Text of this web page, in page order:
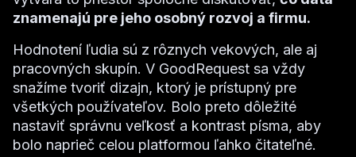
znamenajú pre jeho osobný rozvoj a firmu.
Hodnotení ľudia sú z rôznych vekových, ale aj
pracovných skupín. V GoodRequest sa vždy
snažíme tvoriť dizajn, ktorý je prístupný pre
všetkých používateľov. Bolo preto dôležité
nastaviť správnu veľkosť a kontrast písma, aby
bolo naprieč celou platformou ľahko čitateľné.